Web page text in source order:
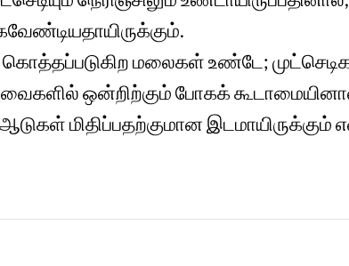
மலைகள் உண்டே;
ஒன்றிற்கும் போகக்
ஆடுகள் மிதிப்பதற்குமான இடமாயிருக்கும்